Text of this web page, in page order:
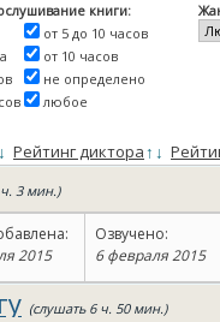
книги:
от 5 до 10 часов
от 10 часов
не определено
любое
↓ Рейтинг диктора↑ ↓
3 мин.)
2015
Озвучено:
6 февраля 2015
(слушать 6 ч. 50 мин.)